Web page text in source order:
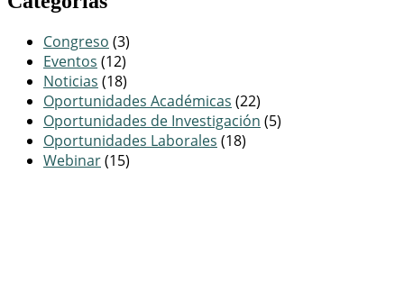
Congreso (3)
Eventos (12)
Noticias (18)
Oportunidades Académicas (22)
Oportunidades de Investigación (5)
Oportunidades Laborales (18)
Webinar(15)